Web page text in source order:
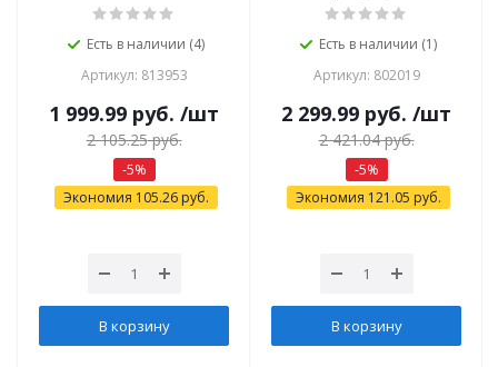
Есть в наличии (4)
Артикул: 813953
1 999.99 руб. /шт
2 105.25руб.
-5%
Экономия 105.26руб.
В корзину
Есть в наличии (1)
Артикул: 802019
2 299.99 руб. /шт
2 421.04руб.
-5%
Экономия 121.05 руб.
В корзину